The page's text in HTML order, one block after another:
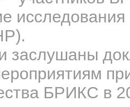
заслушаны
БРИКС в